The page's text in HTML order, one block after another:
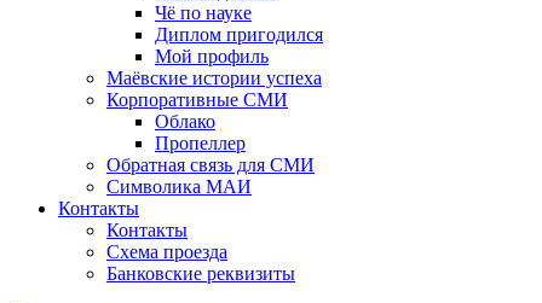
Чё по науке
Диплом пригодился
Мой профиль
Маёвские истории успеха
Корпоративные СМИ
Облако
Пропеллер
Обратная связь для СМИ
Символика МАИ
Контакты
Контакты
Схема проезда
Банковские реквизиты